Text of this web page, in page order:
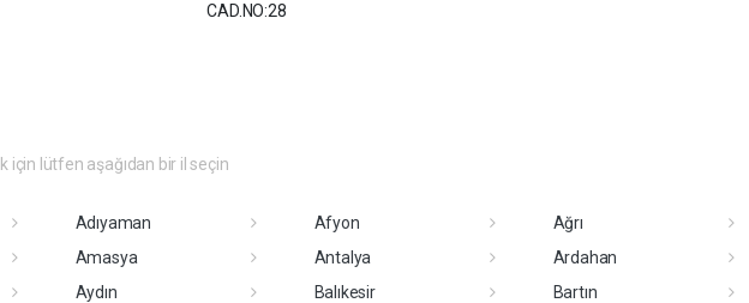
CAD.NO:28
için lütfen aşağıdan bir il seçin
Adıyaman Afyon
Ağrı
Amasya Antalya
Ardahan
Aydın Balıkesir
Bartın